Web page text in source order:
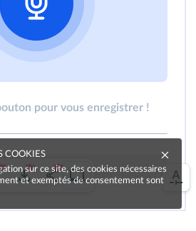
pour vous enregistrer !
COOKIES
sur ce site, des cookies nécessaires
et exemptés de consentement sont